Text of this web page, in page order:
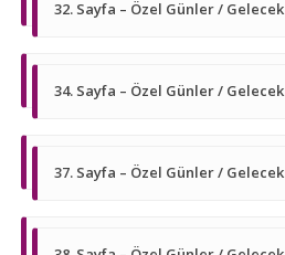
32. Sayfa – Özel Günler / Gelecek
34. Sayfa – Özel Günler / Gelecek
37. Sayfa – Özel Günler / Gelecek